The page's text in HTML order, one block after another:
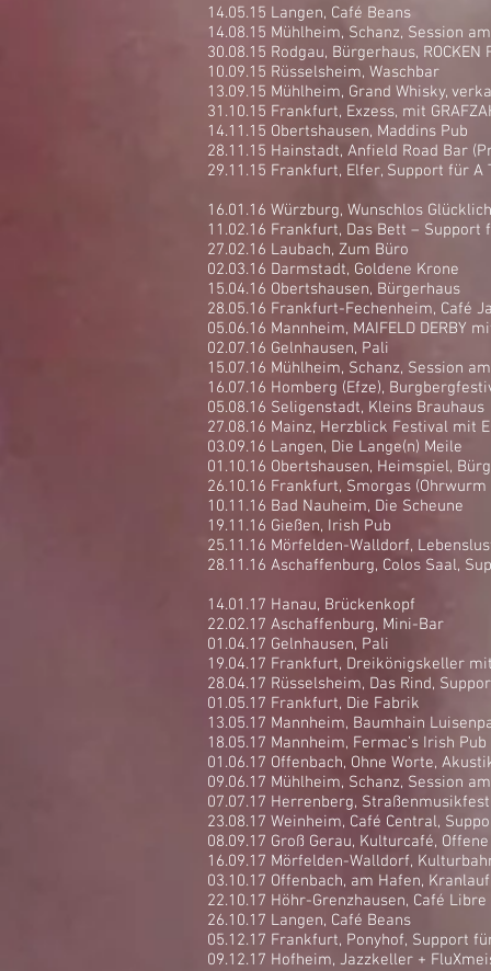
14.05.15 Langen, Café Beans
14.08.15 Mühlheim, Schanz, Session
30.08.15 Rodgau, Bürgerhaus,
10.09.15 Rüsselsheim, Waschbar
13.09.15 Mühlheim, Grand Whisky,
31.10.15 Frankfurt, Exzess, mit
14.11.15 Obertshausen, Maddins Pub
28.11.15 Hainstadt, Anfield Road Bar
29.11.15 Frankfurt, Elfer, Support für A
16.01.16 Würzburg, Wunschlos Glücklich
11.02.16 Frankfurt, Das Bett – Support
27.02.16 Laubach, Zum Büro
02.03.16 Darmstadt, Goldene Krone
15.04.16 Obertshausen, Bürgerhaus
28.05.16 Frankfurt-Fechenheim, Café
05.06.16 Mannheim, MAIFELD DERBY
02.07.16 Gelnhausen, Pali
15.07.16 Mühlheim, Schanz, Session
16.07.16 Homberg (Efze),
05.08.16 Seligenstadt, Kleins Brauhaus
27.08.16 Mainz, Herzblick Festival mit
03.09.16 Langen, Die Lange(n) Meile
01.10.16 Obertshausen, Heimspiel,
26.10.16 Frankfurt, Smorgas (Ohrwurm
10.11.16 Bad Nauheim, Die Scheune
19.11.16 Gießen, Irish Pub
25.11.16 Mörfelden-Walldorf,
28.11.16 Aschaffenburg, Colos Saal,
14.01.17 Hanau, Brückenkopf
22.02.17 Aschaffenburg, Mini-Bar
01.04.17 Gelnhausen, Pali
19.04.17 Frankfurt, Dreikönigskeller
28.04.17 Rüsselsheim, Das Rind,
01.05.17 Frankfurt, Die Fabrik
13.05.17 Mannheim, Baumhain
18.05.17 Mannheim, Fermac’s Irish
01.06.17 Offenbach, Ohne Worte,
09.06.17 Mühlheim, Schanz, Session
07.07.17 Herrenberg,
23.08.17 Weinheim, Café Central,
08.09.17 Groß Gerau, Kulturcafé,
16.09.17 Mörfelden-Walldorf,
03.10.17 Offenbach, am Hafen,
22.10.17 Höhr-Grenzhausen, Café Libre
26.10.17 Langen, Café Beans
05.12.17 Frankfurt, Ponyhof, Support
09.12.17 Hofheim, Jazzkeller +